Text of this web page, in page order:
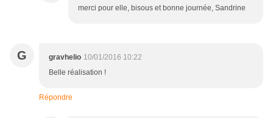
merci pour elle, bisous et bonne journée, Sandrine
G gravhelio 10/01/2016 10:22
Belle réalisation !
Répondre